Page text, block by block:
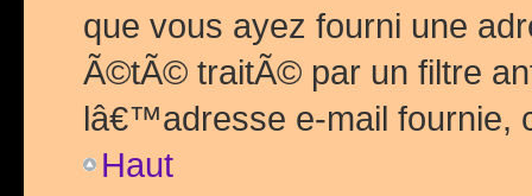
que vous ayez fourni une
Ã©tÃ© traitÃ© par un filtre
lâ€™adresse e-mail fournie,
Haut